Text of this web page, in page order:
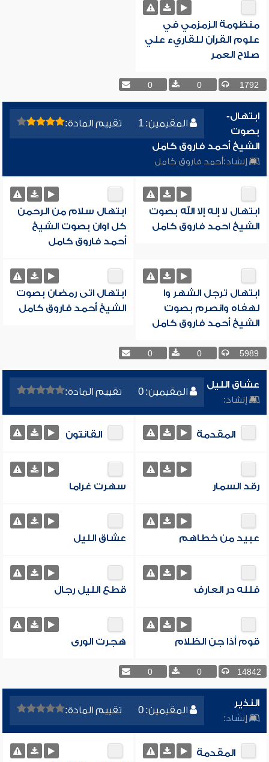
منظومة الزمزمي في
علوم القرآن للقاريء علي
صلاح العمر
1792
0
0
المقيمين: 1 تقييم المادة:
ابتهال-
بصوت
الشيخ أحمد فاروق كامل
إنشاد:أحمد فاروق كامل
ابتهال لا إله إلا الله بصوت
الشيخ احمد فاروق كامل
ابتهال سلام من الرحمن
كل اوان بصوت الشيخ
أحمد فاروق كامل
ابتهال ترجل الشهر وا
لهفاه وانصرم بصوت
الشيخ أحمد فاروق كامل
ابتهال اتى رمضان بصوت
الشيخ أحمد فاروق كامل
5989
0
0
المقيمين: 0 تقييم المادة:
عشاق الليل
إنشاد:
المقدمة القانتون
رقد السمار سهرت غراما
عبيد من خطاهم عشاق الليل
فلله در العارف قطع الليل رجال
قوم أذا جن الظلام هجرت الورى
14842
0
0
المقيمين: 0 تقييم المادة:
النذير
إنشاد:
المقدمة